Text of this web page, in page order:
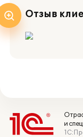
Отзыв
и